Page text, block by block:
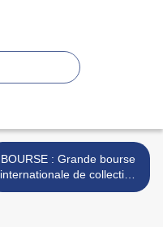
BOURSE : Grande bourse
internationale de collection
Tintin //2013 // Nivelles ;